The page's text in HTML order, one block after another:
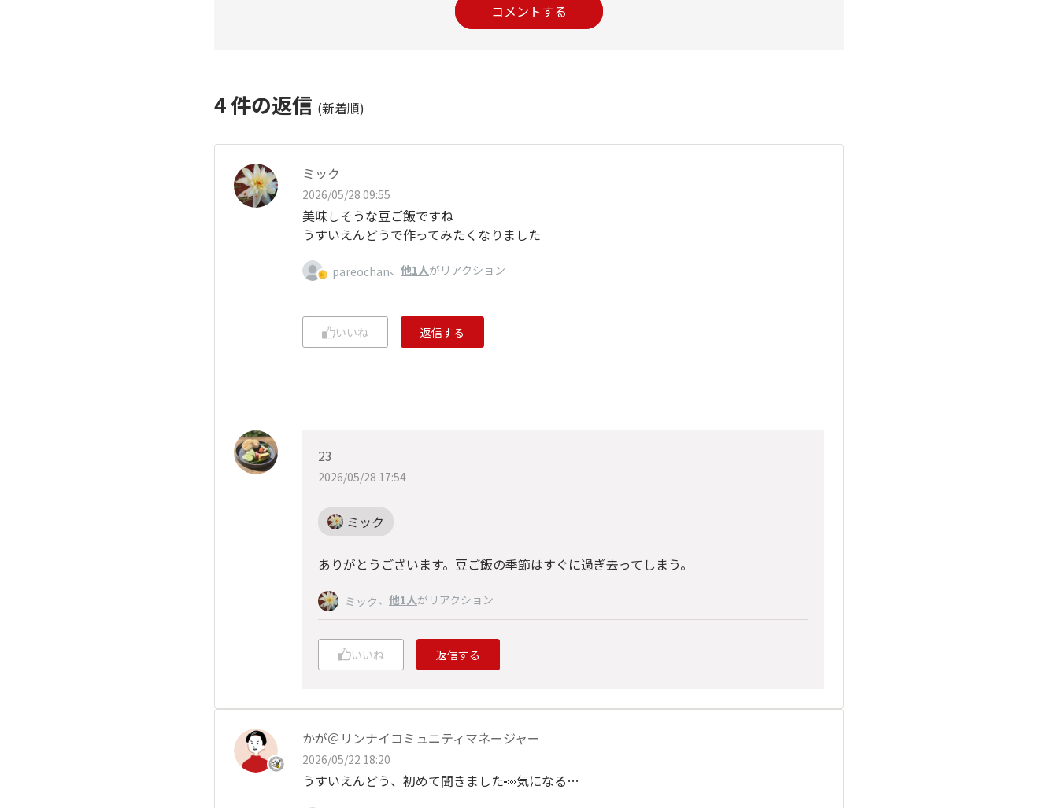
コメントする
4件の返信 (新着順)
ミック
2026/05/28 09:55
美味しそうな豆ご飯ですね
うすいえんどうで作ってみたくなりました
pareochan、 他1人がリアクション
いいね 返信する
23
2026/05/28 17:54
ミック
ありがとうございます。豆ご飯の季節はすぐに過ぎ去ってしまう。
ミック、 他1人がリアクション
いいね 返信する
かが＠リンナイコミュニティマネージャー
2026/05/22 18:20
うすいえんどう、初めて聞きました👀気になる…